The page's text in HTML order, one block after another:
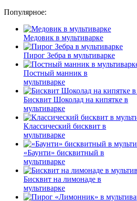
Популярное:
Медовик в мультиварке
Пирог Зебра в мультиварке
Постный манник в
мультиварке
Бисквит Шоколад на кипятке в
мультиварке
Классический бисквит в
мультиварке
«Баунти» бисквитный в
мультиварке
Бисквит на лимонаде в
мультиварке